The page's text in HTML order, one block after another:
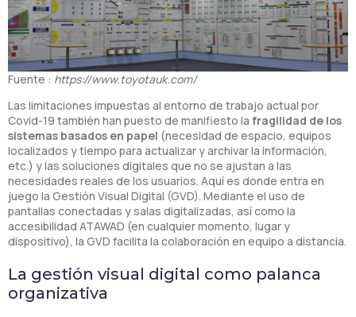
Fuente : https://www.toyotauk.com/
Las limitaciones impuestas al entorno de trabajo actual por
Covid-19 también han puesto de manifiesto la fragilidad de los
sistemas basados en papel (necesidad de espacio, equipos
localizados y tiempo para actualizar y archivar la información,
etc.) y las soluciones digitales que no se ajustan a las
necesidades reales de los usuarios. Aquí es donde entra en
juego la Gestión Visual Digital (GVD). Mediante el uso de
pantallas conectadas y salas digitalizadas, así como la
accesibilidad ATAWAD (en cualquier momento, lugar y
dispositivo), la GVD facilita la colaboración en equipo a distancia.
La gestión visual digital como palanca
organizativa